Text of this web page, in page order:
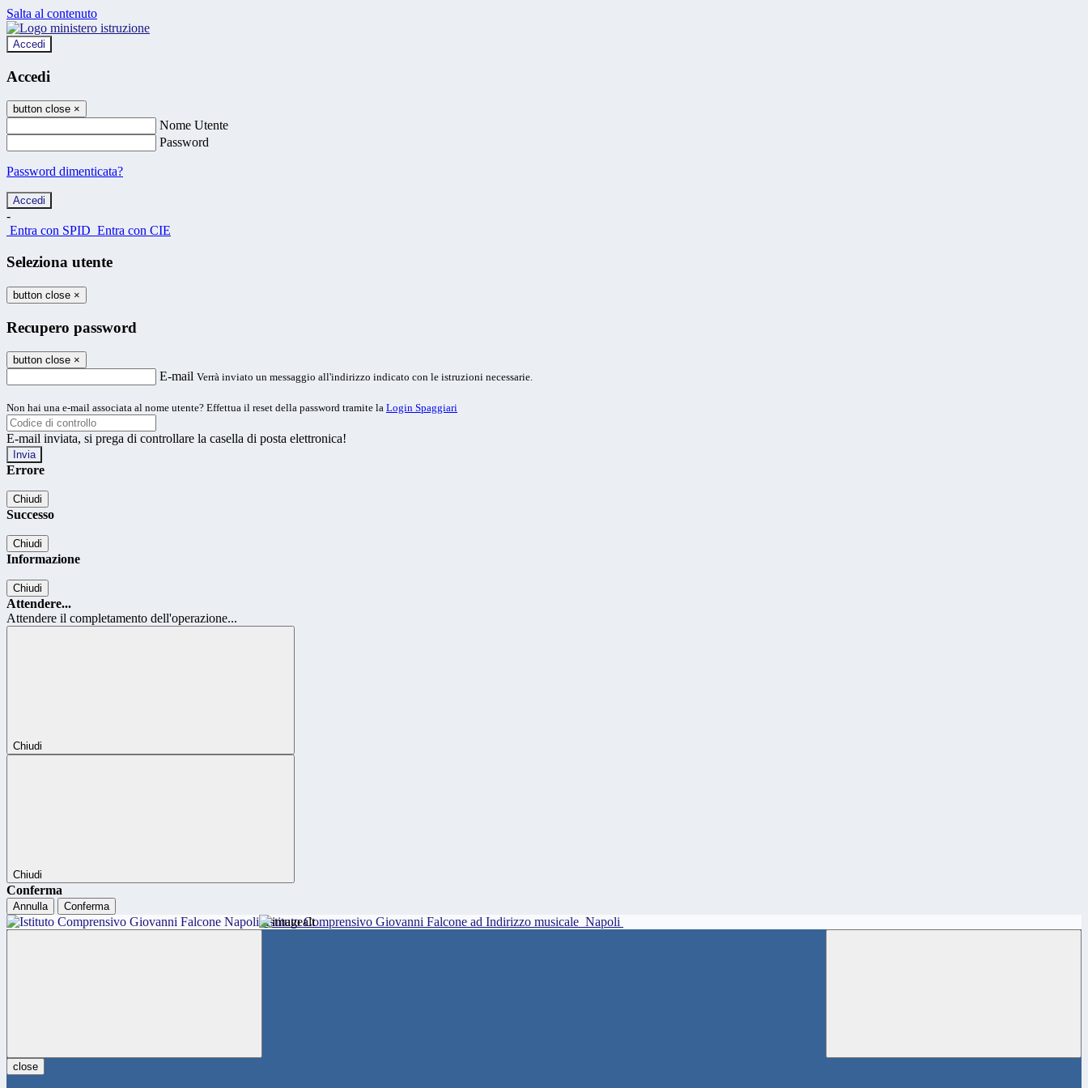
Salta al contenuto
Accedi
Accedi
button close ×
Nome Utente
Password
Password dimenticata?
-
Entra con SPID Entra con CIE
Seleziona utente
button close ×
Recupero password
button close ×
E-mail Verrà inviato un messaggio all'indirizzo indicato con le istruzioni necessarie.
Non hai una e-mail associata al nome utente? Effettua il reset della password tramite la Login Spaggiari
E-mail inviata, si prega di controllare la casella di posta elettronica!
Errore
Chiudi
Successo
Chiudi
Informazione
Chiudi
Attendere...
Attendere il completamento dell'operazione...
Chiudi
Chiudi
Conferma
Annulla Conferma
Istituto Comprensivo Giovanni Falcone ad Indirizzo musicale Napoli
close